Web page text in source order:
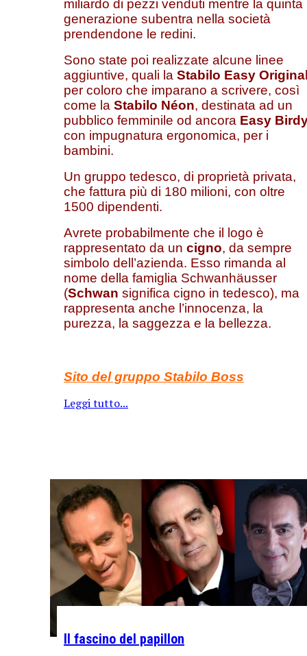
miliardo di pezzi venduti mentre la quinta
generazione subentra nella società
prendendone le redini.
Sono state poi realizzate alcune linee
aggiuntive, quali la Stabilo Easy
per coloro che imparano a scrivere, così
come la Stabilo Néon, destinata ad un
pubblico femminile od ancora Easy
con impugnatura ergonomica, per i
bambini.
Un gruppo tedesco, di proprietà privata,
che fattura più di 180 milioni, con oltre
1500 dipendenti.
Avrete probabilmente che il logo è
rappresentato da un cigno, da sempre
simbolo dell’azienda. Esso rimanda al
nome della famiglia Schwanhäusser
(Schwan significa cigno in tedesco), ma
rappresenta anche l’innocenza, la
purezza, la saggezza e la bellezza.
Sito del gruppo Stabilo Boss
Leggi tutto...
Il fascino del papillon